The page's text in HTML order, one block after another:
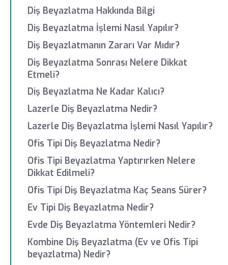
Diş Beyazlatma Hakkında Bilgi
Diş Beyazlatma İşlemi Nasıl Yapılır?
Diş Beyazlatmanın Zararı Var Mıdır?
Diş Beyazlatma Sonrası Nelere Dikkat
Etmeli?
Diş Beyazlatma Ne Kadar Kalıcı?
Lazerle Diş Beyazlatma Nedir?
Lazerle Diş Beyazlatma İşlemi Nasıl Yapılır?
Ofis Tipi Diş Beyazlatma Nedir?
Ofis Tipi Beyazlatma Yaptırırken Nelere
Dikkat Edilmeli?
Ofis Tipi Diş Beyazlatma Kaç Seans Sürer?
Ev Tipi Diş Beyazlatma Nedir?
Evde Diş Beyazlatma Yöntemleri Nedir?
Kombine Diş Beyazlatma (Ev ve Ofis Tipi
beyazlatma) Nedir?